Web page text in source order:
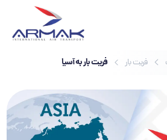
فریت بار فریت بار به آسیا